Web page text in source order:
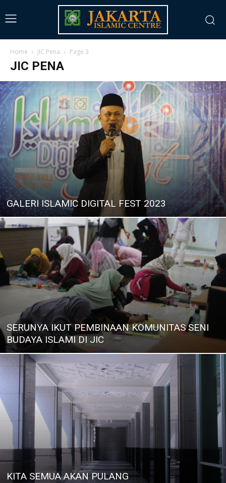
Home JIC Pena Page 3
JIC PENA
GALERI ISLAMIC DIGITAL FEST 2023
SERUNYA IKUT PEMBINAAN KOMUNITAS SENI
BUDAYA ISLAMI DI JIC
KITA SEMUA AKAN PULANG